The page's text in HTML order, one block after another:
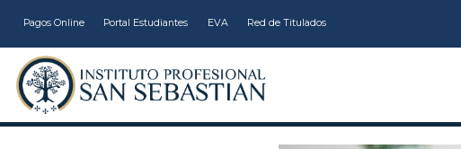
Pagos Online Portal Estudiantes EVA Red de Titulados